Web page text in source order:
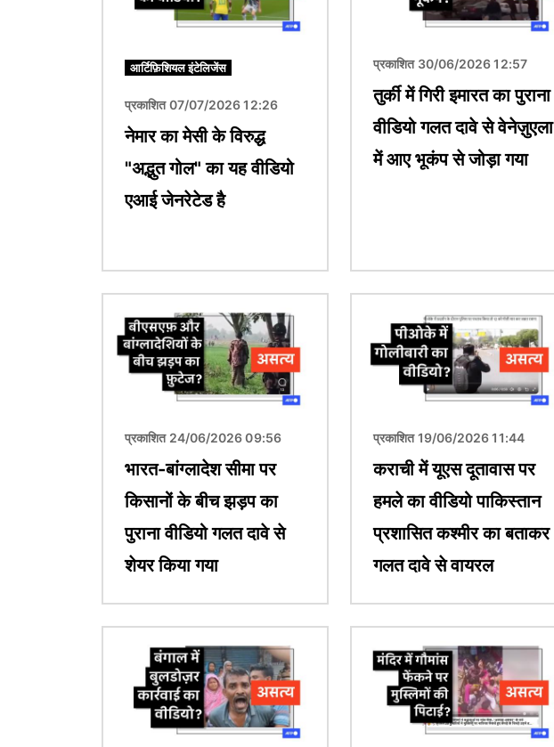
आर्टिफ़िशियल इंटेलिजेंस
प्रकाशित 07/07/2026 12:26
नेमार का मेसी के विरुद्ध
"अद्भुत गोल" का यह वीडियो
एआई जेनरेटेड है
प्रकाशित 30/06/2026 12:57
तुर्की में गिरी इमारत का पुराना
वीडियो गलत दावे से वेनेज़ुएला
में आए भूकंप से जोड़ा गया
प्रकाशित 24/06/2026 09:56
भारत-बांग्लादेश सीमा पर
किसानों के बीच झड़प का
पुराना वीडियो गलत दावे से
शेयर किया गया
प्रकाशित 19/06/2026 11:44
कराची में यूएस दूतावास पर
हमले का वीडियो पाकिस्तान
प्रशासित कश्मीर का बताकर
गलत दावे से वायरल